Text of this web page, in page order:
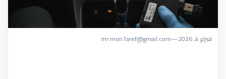
فبراير 4, 2026 —
mr.mon7aref@gmail.com